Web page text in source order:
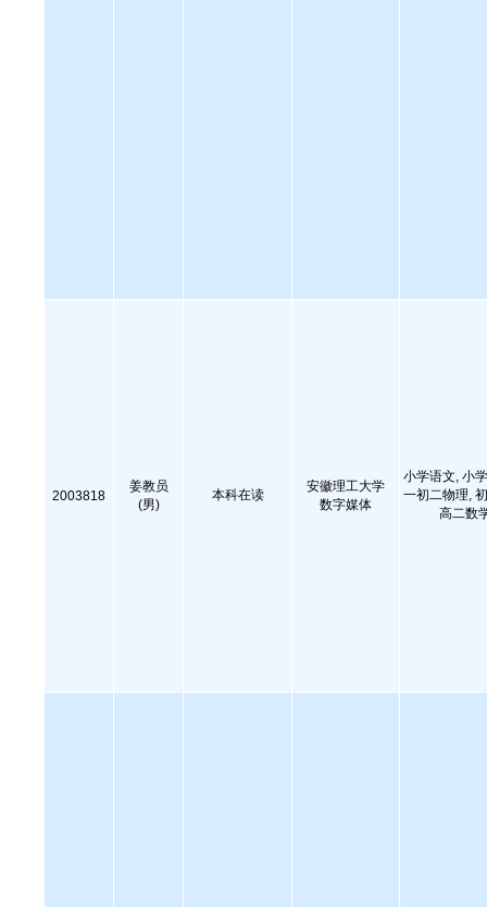
2003818
姜教员
(男)
本科在读
安徽理工大学
数字媒体
小学语文, 小
一初二物理,
高二数